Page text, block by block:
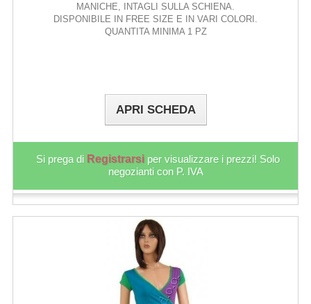
MANICHE, INTAGLI SULLA SCHIENA.
DISPONIBILE IN FREE SIZE E IN VARI COLORI.
QUANTITA MINIMA 1 PZ
APRI SCHEDA
Si prega di Registrarsi per visualizzare i prezzi! Solo
negozianti con P. IVA